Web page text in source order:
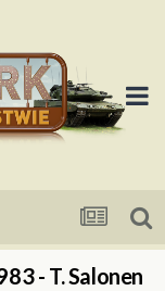
- T. Salonen